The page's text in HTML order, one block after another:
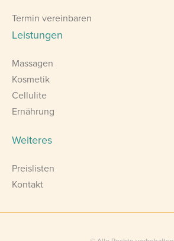
Termin vereinbaren
Leistungen
Massagen
Kosmetik
Cellulite
Ernährung
Weiteres
Preislisten
Kontakt